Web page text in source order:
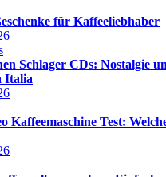
für Kaffeeliebhaber
Schlager CDs: Nostalgie
Italia
Kaffeemaschine Test: